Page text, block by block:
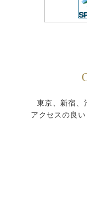
東京、新宿、
アクセスの良